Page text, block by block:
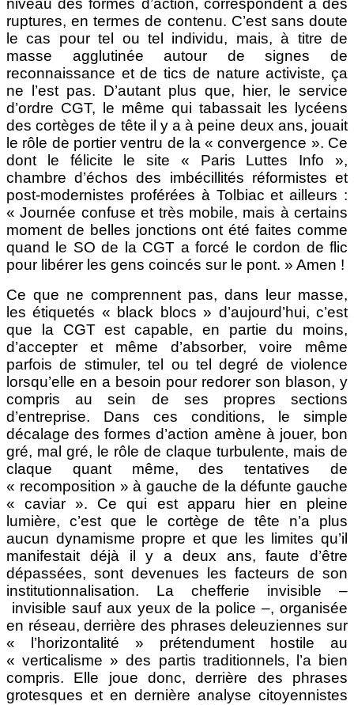
ruptures, en termes de contenu. C’est sans doute
le cas pour tel ou tel individu, mais, à titre de
masse agglutinée autour de signes de
reconnaissance et de tics de nature activiste, ça
ne l’est pas. D’autant plus que, hier, le service
d’ordre CGT, le même qui tabassait les lycéens
des cortèges de tête il y a à peine deux ans, jouait
le rôle de portier ventru de la « convergence ». Ce
dont le félicite le site « Paris Luttes Info »,
chambre d’échos des imbécillités réformistes et
post-modernistes proférées à Tolbiac et ailleurs :
« Journée confuse et très mobile, mais à certains
moment de belles jonctions ont été faites comme
quand le SO de la CGT a forcé le cordon de flic
pour libérer les gens coincés sur le pont. » Amen !
Ce que ne comprennent pas, dans leur masse,
les étiquetés « black blocs » d’aujourd’hui, c’est
que la CGT est capable, en partie du moins,
d’accepter et même d’absorber, voire même
parfois de stimuler, tel ou tel degré de violence
lorsqu’elle en a besoin pour redorer son blason, y
compris au sein de ses propres sections
d’entreprise. Dans ces conditions, le simple
décalage des formes d’action amène à jouer, bon
gré, mal gré, le rôle de claque turbulente, mais de
claque quant même, des tentatives de
« recomposition » à gauche de la défunte gauche
« caviar ». Ce qui est apparu hier en pleine
lumière, c’est que le cortège de tête n’a plus
aucun dynamisme propre et que les limites qu’il
manifestait déjà il y a deux ans, faute d’être
dépassées, sont devenues les facteurs de son
institutionnalisation. La chefferie invisible ⁪–
invisible sauf aux yeux de la police –, organisée
en réseau, derrière des phrases deleuziennes sur
« l’horizontalité » prétendument hostile au
« verticalisme » des partis traditionnels, l’a bien
compris. Elle joue donc, derrière des phrases
grotesques et en dernière analyse citoyennistes